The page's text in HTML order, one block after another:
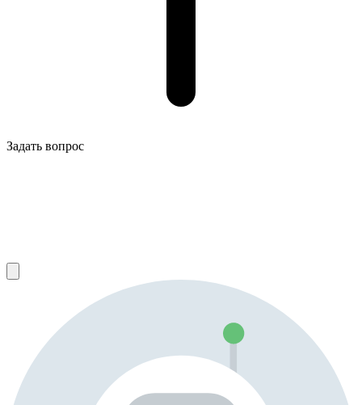
Задать вопрос